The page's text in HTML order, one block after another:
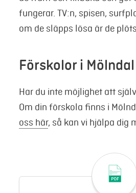
fungerar. TV:n, spisen,
om de släpps lösa är de
Förskolor i Mölndal
Har du inte möjlighet att
Om din förskola finns i
oss här, så kan vi hjälpa dig